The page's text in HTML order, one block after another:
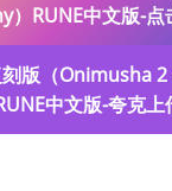
）RUNE中文版-点
刻版（Onimusha
中文版-夸克上